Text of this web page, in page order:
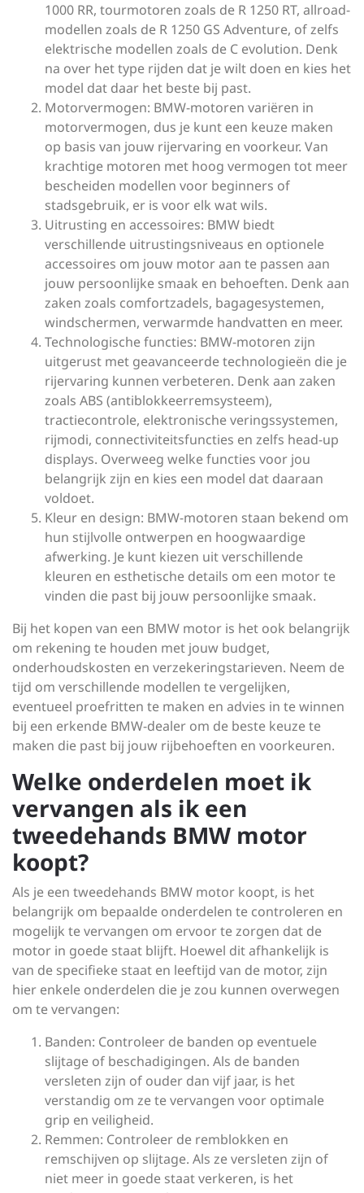
1000 RR, tourmotoren zoals de R 1250 RT, allroad-
modellen zoals de R 1250 GS Adventure, of zelfs
elektrische modellen zoals de C evolution. Denk
na over het type rijden dat je wilt doen en kies het
model dat daar het beste bij past.
Motorvermogen: BMW-motoren variëren in
motorvermogen, dus je kunt een keuze maken
op basis van jouw rijervaring en voorkeur. Van
krachtige motoren met hoog vermogen tot meer
bescheiden modellen voor beginners of
stadsgebruik, er is voor elk wat wils.
Uitrusting en accessoires: BMW biedt
verschillende uitrustingsniveaus en optionele
accessoires om jouw motor aan te passen aan
jouw persoonlijke smaak en behoeften. Denk aan
zaken zoals comfortzadels, bagagesystemen,
windschermen, verwarmde handvatten en meer.
Technologische functies: BMW-motoren zijn
uitgerust met geavanceerde technologieën die je
rijervaring kunnen verbeteren. Denk aan zaken
zoals ABS (antiblokkeerremsysteem),
tractiecontrole, elektronische veringssystemen,
rijmodi, connectiviteitsfuncties en zelfs head-up
displays. Overweeg welke functies voor jou
belangrijk zijn en kies een model dat daaraan
voldoet.
Kleur en design: BMW-motoren staan bekend om
hun stijlvolle ontwerpen en hoogwaardige
afwerking. Je kunt kiezen uit verschillende
kleuren en esthetische details om een motor te
vinden die past bij jouw persoonlijke smaak.
Bij het kopen van een BMW motor is het ook belangrijk
om rekening te houden met jouw budget,
onderhoudskosten en verzekeringstarieven. Neem de
tijd om verschillende modellen te vergelijken,
eventueel proefritten te maken en advies in te winnen
bij een erkende BMW-dealer om de beste keuze te
maken die past bij jouw rijbehoeften en voorkeuren.
Welke onderdelen moet ik
vervangen als ik een
tweedehands BMW motor
koopt?
Als je een tweedehands BMW motor koopt, is het
belangrijk om bepaalde onderdelen te controleren en
mogelijk te vervangen om ervoor te zorgen dat de
motor in goede staat blijft. Hoewel dit afhankelijk is
van de specifieke staat en leeftijd van de motor, zijn
hier enkele onderdelen die je zou kunnen overwegen
om te vervangen:
Banden: Controleer de banden op eventuele
slijtage of beschadigingen. Als de banden
versleten zijn of ouder dan vijf jaar, is het
verstandig om ze te vervangen voor optimale
grip en veiligheid.
Remmen: Controleer de remblokken en
remschijven op slijtage. Als ze versleten zijn of
niet meer in goede staat verkeren, is het